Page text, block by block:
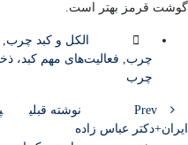
گوشت قرمز بهتر است.
الکل و کبد چرب,
چرب, فعالیت‌های مهم کبد،
چرب
Prev نوشته قبلی
ایران+دکتر عباس زاده